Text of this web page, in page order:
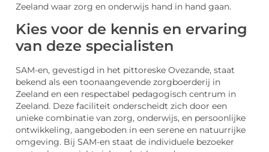
Zeeland waar zorg en onderwijs hand in hand gaan.
Kies voor de kennis en ervaring
van deze specialisten
SAM-en, gevestigd in het pittoreske Ovezande, staat
bekend als een toonaangevende zorgboerderij in
Zeeland en een respectabel pedagogisch centrum in
Zeeland. Deze faciliteit onderscheidt zich door een
unieke combinatie van zorg, onderwijs, en persoonlijke
ontwikkeling, aangeboden in een serene en natuurrijke
omgeving. Bij SAM-en staat de individuele bezoeker